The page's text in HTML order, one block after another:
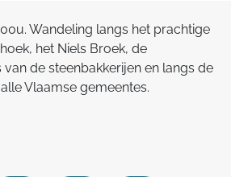
Wandeling langs het prachtige
het Niels Broek, de
de steenbakkerijen en langs de
Vlaamse gemeentes.